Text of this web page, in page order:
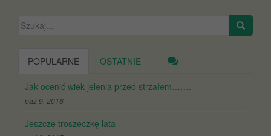
Szukaj:
POPULARNE OSTATNIE
Jak ocenić wiek jelenia przed strzałem…….
paź 9, 2016
Jeszcze troszeczkę lata